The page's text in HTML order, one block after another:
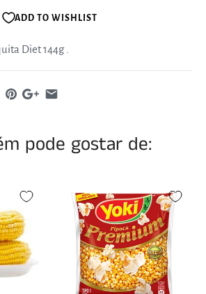
ADD TO WISHLIST
Diet 144g.
pode gostar de: